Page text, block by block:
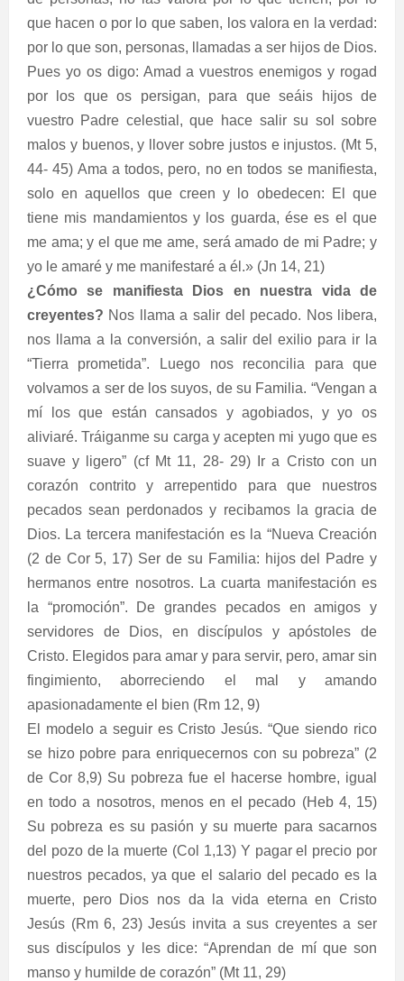
que hacen o por lo que saben, los valora en la verdad:
por lo que son, personas, llamadas a ser hijos de Dios.
Pues yo os digo: Amad a vuestros enemigos y rogad
por los que os persigan, para que seáis hijos de
vuestro Padre celestial, que hace salir su sol sobre
malos y buenos, y llover sobre justos e injustos. (Mt 5,
44- 45) Ama a todos, pero, no en todos se manifiesta,
solo en aquellos que creen y lo obedecen: El que
tiene mis mandamientos y los guarda, ése es el que
me ama; y el que me ame, será amado de mi Padre; y
yo le amaré y me manifestaré a él.» (Jn 14, 21)
¿Cómo se manifiesta Dios en nuestra vida de
creyentes? Nos llama a salir del pecado. Nos libera,
nos llama a la conversión, a salir del exilio para ir la
“Tierra prometida”. Luego nos reconcilia para que
volvamos a ser de los suyos, de su Familia. “Vengan a
mí los que están cansados y agobiados, y yo os
aliviaré. Tráiganme su carga y acepten mi yugo que es
suave y ligero” (cf Mt 11, 28- 29) Ir a Cristo con un
corazón contrito y arrepentido para que nuestros
pecados sean perdonados y recibamos la gracia de
Dios. La tercera manifestación es la “Nueva Creación
(2 de Cor 5, 17) Ser de su Familia: hijos del Padre y
hermanos entre nosotros. La cuarta manifestación es
la “promoción”. De grandes pecados en amigos y
servidores de Dios, en discípulos y apóstoles de
Cristo. Elegidos para amar y para servir, pero, amar sin
fingimiento, aborreciendo el mal y amando
apasionadamente el bien (Rm 12, 9)
El modelo a seguir es Cristo Jesús. “Que siendo rico
se hizo pobre para enriquecernos con su pobreza” (2
de Cor 8,9) Su pobreza fue el hacerse hombre, igual
en todo a nosotros, menos en el pecado (Heb 4, 15)
Su pobreza es su pasión y su muerte para sacarnos
del pozo de la muerte (Col 1,13) Y pagar el precio por
nuestros pecados, ya que el salario del pecado es la
muerte, pero Dios nos da la vida eterna en Cristo
Jesús (Rm 6, 23) Jesús invita a sus creyentes a ser
sus discípulos y les dice: “Aprendan de mí que son
manso y humilde de corazón” (Mt 11, 29)